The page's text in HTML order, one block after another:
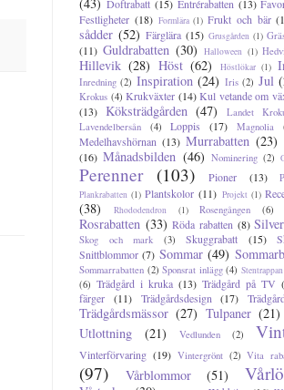
(43) Doftrabatt (15) Entrérabatten (13)
Festligheter (18) Formlära (1) Frukt och bär
sådder (52) Färglära (15) Grusgården (1)
(11) Guldrabatten (30) Halloween (1)
Hillevik (28) Höst (62) Höstlökar (1)
Inredning (2) Inspiration (24) Iris (2) Jul
Krokus (4) Krukväxter (14) Kul vetande om
(13) Köksträdgården (47) Landet
Lavendelbersån
(4) Loppis (17) Magnolia
Medelhavshörnan (13) Murrabatten (23)
(16) Månadsbilden (46) Nominering (2)
Perenner (103) Pioner (13)
Plankrabatten (1) Plantskolor (11) Projekt (1)
(38)
Rhododendron (1) Rosengången (6)
Rosrabatten (33) Röda rabatten (8)
Skog och mark (3) Skuggrabatt (15)
Snittblommor (7) Sommar (49)
Sommarrabatten (2) Sponsrat inlägg (4) Stentrappan
(6) Trädgård i kruka (13) Trädgård på TV
färger
(11) Trädgårdsdesign (17)
Trädgårdsmässor (27) Tulpaner (21)
Utlottning (21) Vedlunden (2)
Vinterförvaring (19) Vintergrönt (2) Vita
(97)
Vårblommor (51)